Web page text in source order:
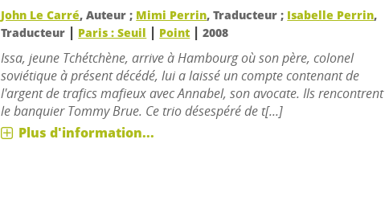
John Le Carré, Auteur ; Mimi Perrin, Traducteur ; Isabelle Perrin,
Traducteur | Paris : Seuil | Point |2008
Issa, jeune Tchétchène, arrive à Hambourg où son père, colonel
soviétique à présent décédé, lui a laissé un compte contenant de
l'argent de trafics mafieux avec Annabel, son avocate. Ils rencontrent
le banquier Tommy Brue. Ce trio désespéré de t[...]
Plus d'information...